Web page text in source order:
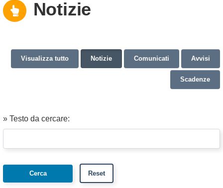
Notizie
Visualizza tutto Notizie Comunicati Avvisi
Scadenze
» Testo da cercare: